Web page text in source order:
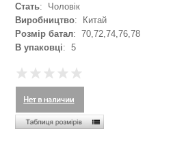
Стать: Чоловік
Виробництво: Китай
Розмір батал: 70,72,74,76,78
В упаковці: 5